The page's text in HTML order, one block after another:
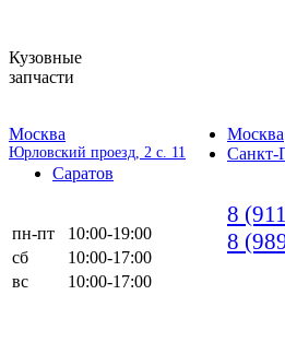
Кузовные
запчасти
Москва
Юрловский проезд, 2 с. 11
Москва
Санкт-
Саратов
8
8
пн-пт
10:00-19:00
сб
10:00-17:00
вс
10:00-17:00